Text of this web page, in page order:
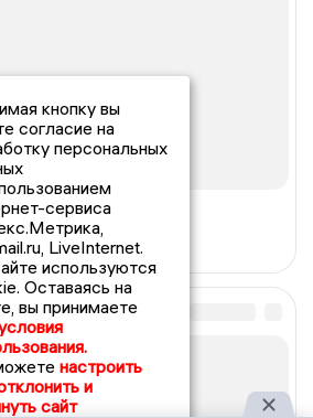
кнопку вы
согласие на
персональных
сервиса
LiveInternet.
используются
Оставаясь на
вы принимаете
настроить
и
сайт